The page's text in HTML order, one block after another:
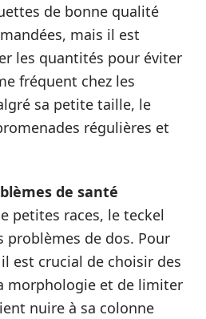
de bonne qualité
mais il est
les quantités pour éviter
fréquent chez les
sa petite taille, le
régulières et
de santé
petites races, le teckel
problèmes de dos. Pour
est crucial de choisir des
morphologie et de limiter
nuire à sa colonne